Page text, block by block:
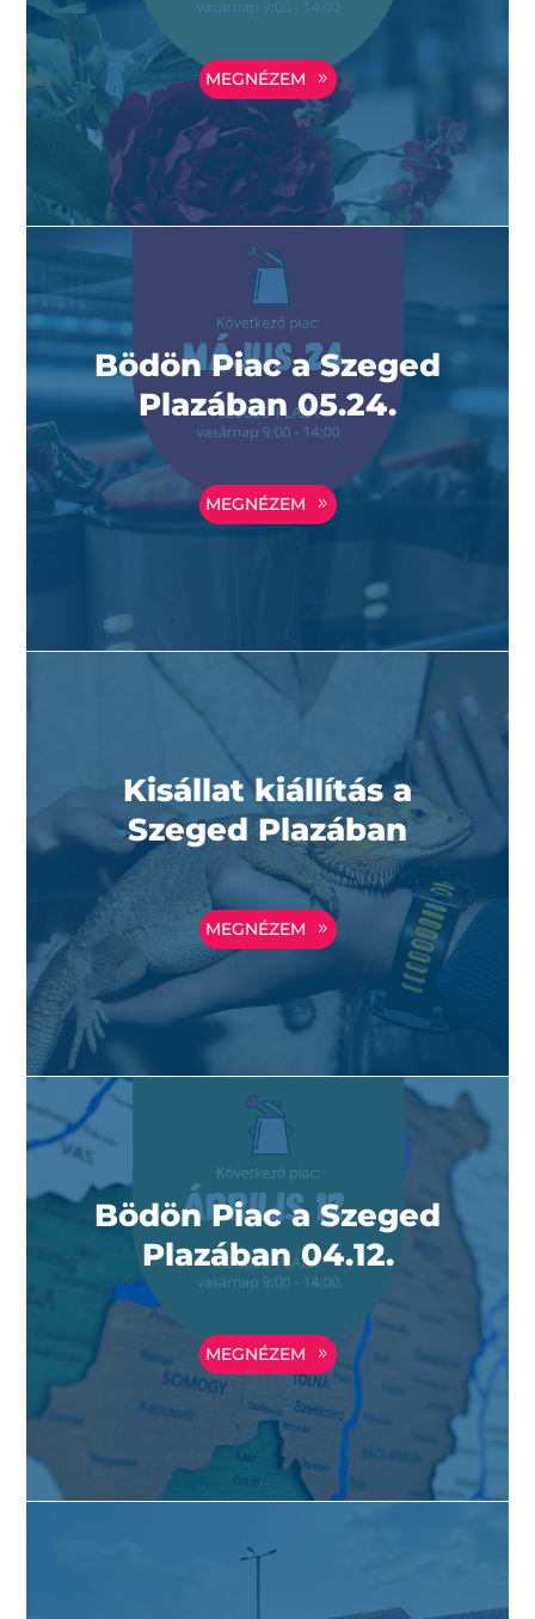
MEGNÉZEM
Bödön Piac a Szeged
Plazában 05.24.
MEGNÉZEM
Kisállat kiállítás a
Szeged Plazában
MEGNÉZEM
Bödön Piac a Szeged
Plazában 04.12.
MEGNÉZEM